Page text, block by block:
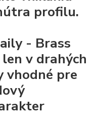
profilu.
- Brass
v drahých
vhodné pre